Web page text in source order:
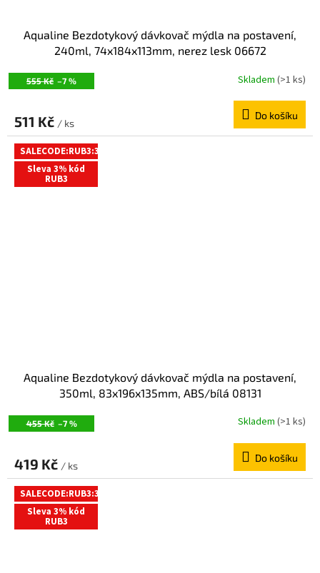
555 Kč –7 %
Aqualine Bezdotykový dávkovač mýdla na postavení,
240ml, 74x184x113mm, nerez lesk 06672
Skladem (>1 ks)
511 Kč / ks
Do košíku
SALECODE:RUB3:3:%
Sleva 3% kód
RUB3
455 Kč –7 %
Aqualine Bezdotykový dávkovač mýdla na postavení,
350ml, 83x196x135mm, ABS/bílá 08131
Skladem (>1 ks)
419 Kč / ks
Do košíku
SALECODE:RUB3:3:%
Sleva 3% kód
RUB3